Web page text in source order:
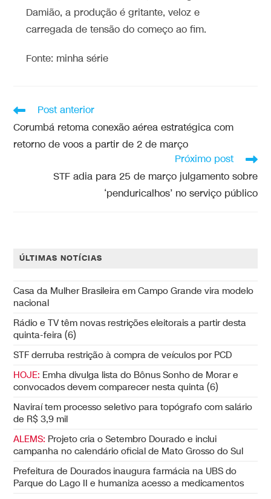
Damião, a produção é gritante, veloz e
carregada de tensão do começo ao fim.
Fonte: minha série
Post anterior
Corumbá retoma conexão aérea estratégica com
retorno de voos a partir de 2 de março
Próximo post
STF adia para 25 de março julgamento sobre
‘penduricalhos’ no serviço público
ÚLTIMAS NOTÍCIAS
Casa da Mulher Brasileira em Campo Grande vira modelo
nacional
Rádio e TV têm novas restrições eleitorais a partir desta
quinta-feira (6)
STF derruba restrição à compra de veículos por PCD
HOJE: Emha divulga lista do Bônus Sonho de Morar e
convocados devem comparecer nesta quinta (6)
Naviraí tem processo seletivo para topógrafo com salário
de R$ 3,9 mil
ALEMS: Projeto cria o Setembro Dourado e inclui
campanha no calendário oficial de Mato Grosso do Sul
Prefeitura de Dourados inaugura farmácia na UBS do
Parque do Lago II e humaniza acesso a medicamentos